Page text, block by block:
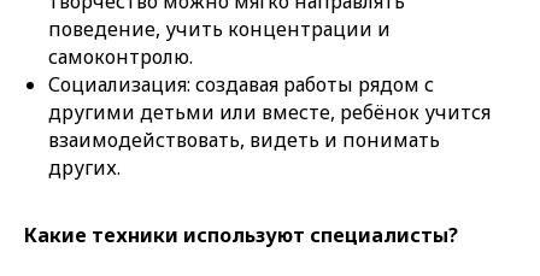
поведение, учить концентрации и
самоконтролю.
Социализация: создавая работы рядом с
другими детьми или вместе, ребёнок учится
взаимодействовать, видеть и понимать
других.
Какие техники используют специалисты?